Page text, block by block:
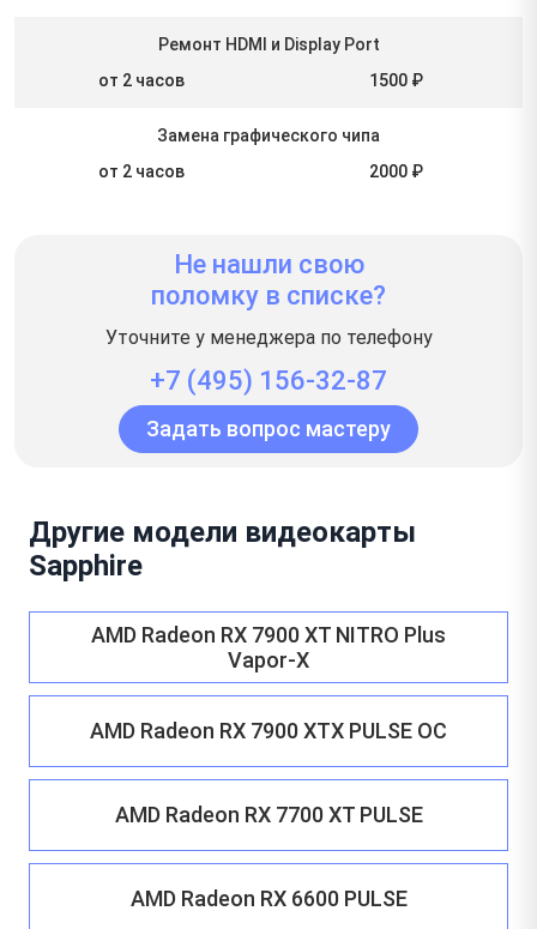
Ремонт HDMI и Display Port
от 2 часов
1500 ₽
Замена графического чипа
от 2 часов
2000 ₽
Не нашли свою
поломку в списке?
Уточните у менеджера по телефону
+7 (495) 156-32-87
Задать вопрос мастеру
Другие модели видеокарты
Sapphire
AMD Radeon RX 7900 XT NITRO Plus
Vapor-X
AMD Radeon RX 7900 XTX PULSE OC
AMD Radeon RX 7700 XT PULSE
AMD Radeon RX 6600 PULSE